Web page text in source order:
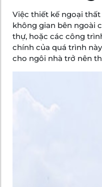
Việc thiết kế ngoại
không gian bên ngoài
thự, hoặc các công
chính của quá trình
cho ngôi nhà trở nên